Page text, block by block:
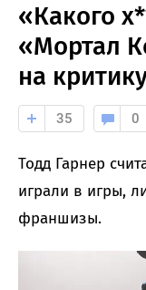
«Какого
«Мортал
на
35 0
Тодд Гарнер
играли в игры,
франшизы.